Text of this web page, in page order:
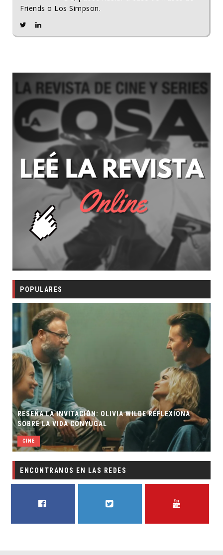
Friends o Los Simpson.
POPULARES
RESEÑA LA INVITACIÓN: OLIVIA WILDE REFLEXIONA
SOBRE LA VIDA CONYUGAL
CINE
ENCONTRANOS EN LAS REDES